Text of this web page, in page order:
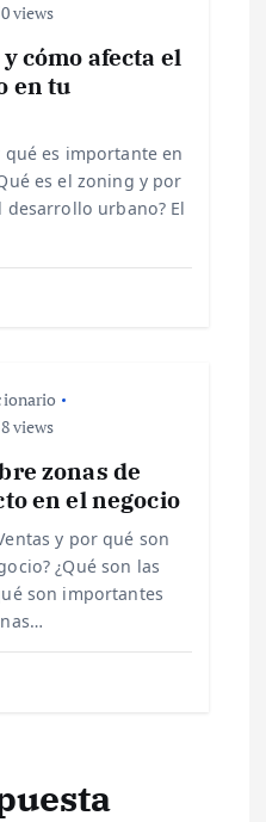
views
cómo afecta el
en tu
qué es importante en
es el zoning y por
urbano? El
views
zonas de
en el negocio
y por qué son
¿Qué son las
son importantes